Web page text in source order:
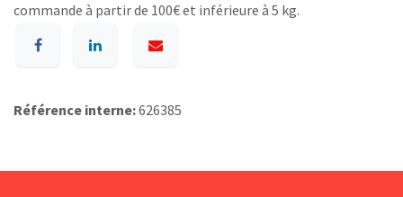
commande à partir de 100€ et inférieure à 5 kg.
Référence interne:626385